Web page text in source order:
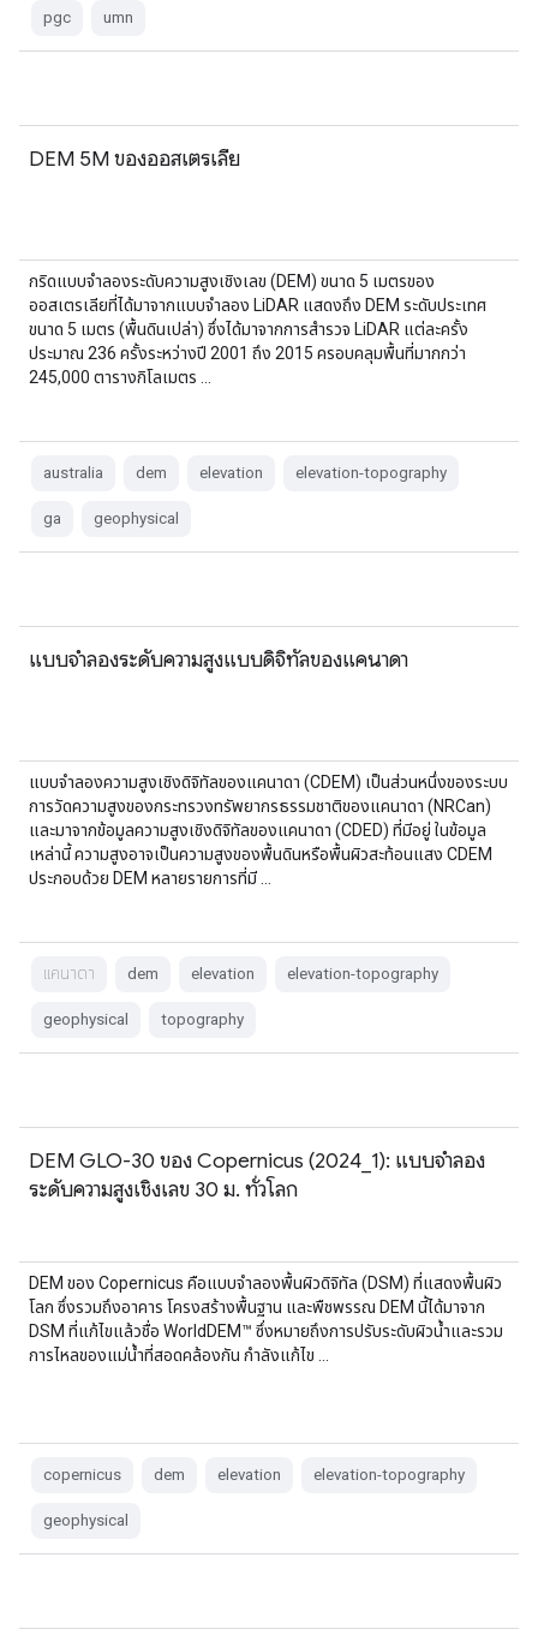
pgc umn
DEM 5M ของออสเตรเลีย
กริดแบบจำลองระดับความสูงเชิงเลข (DEM) ขนาด 5 เมตรของ
ออสเตรเลียที่ได้มาจากแบบจำลอง LiDAR แสดงถึง DEM ระดับประเทศ
ขนาด 5 เมตร (พื้นดินเปล่า) ซึ่งได้มาจากการสำรวจ LiDAR แต่ละครั้ง
ประมาณ 236 ครั้งระหว่างปี 2001 ถึง 2015 ครอบคลุมพื้นที่มากกว่า
245,000 ตารางกิโลเมตร …
australia dem elevation elevation-topography
ga geophysical
แบบจำลองระดับความสูงแบบดิจิทัลของแคนาดา
แบบจำลองความสูงเชิงดิจิทัลของแคนาดา (CDEM) เป็นส่วนหนึ่งของระบบ
การวัดความสูงของกระทรวงทรัพยากรธรรมชาติของแคนาดา (NRCan)
และมาจากข้อมูลความสูงเชิงดิจิทัลของแคนาดา (CDED) ที่มีอยู่ ในข้อมูล
เหล่านี้ ความสูงอาจเป็นความสูงของพื้นดินหรือพื้นผิวสะท้อนแสง CDEM
ประกอบด้วย DEM หลายรายการที่มี …
แคนาดา dem elevation elevation-topography
geophysical topography
DEM GLO-30 ของ Copernicus (2024_1): แบบจำลอง
ระดับความสูงเชิงเลข 30 ม. ทั่วโลก
DEM ของ Copernicus คือแบบจำลองพื้นผิวดิจิทัล (DSM) ที่แสดงพื้นผิว
โลก ซึ่งรวมถึงอาคาร โครงสร้างพื้นฐาน และพืชพรรณ DEM นี้ได้มาจาก
DSM ที่แก้ไขแล้วชื่อ WorldDEM™ ซึ่งหมายถึงการปรับระดับผิวน้ำและรวม
การไหลของแม่น้ำที่สอดคล้องกัน กำลังแก้ไข …
copernicus dem elevation elevation-topography
geophysical